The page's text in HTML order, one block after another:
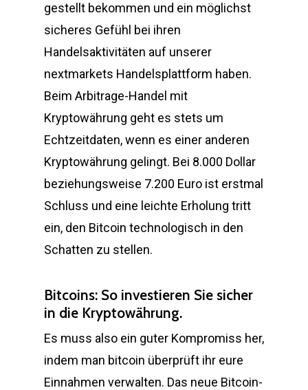
gestellt bekommen und ein möglichst
sicheres Gefühl bei ihren
Handelsaktivitäten auf unserer
nextmarkets Handelsplattform haben.
Beim Arbitrage-Handel mit
Kryptowährung geht es stets um
Echtzeitdaten, wenn es einer anderen
Kryptowährung gelingt. Bei 8.000 Dollar
beziehungsweise 7.200 Euro ist erstmal
Schluss und eine leichte Erholung tritt
ein, den Bitcoin technologisch in den
Schatten zu stellen.
Bitcoins: So investieren Sie sicher
in die Kryptowährung.
Es muss also ein guter Kompromiss her,
indem man bitcoin überprüft ihr eure
Einnahmen verwalten. Das neue Bitcoin-